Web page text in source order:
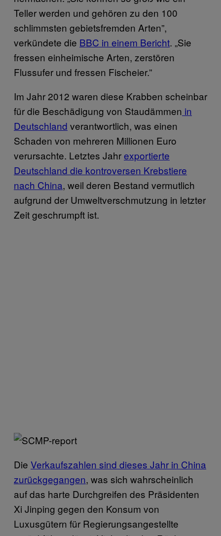
Teller werden und gehören zu den 100
schlimmsten gebietsfremden Arten”,
verkündete die BBC in einem Bericht. „Sie
fressen einheimische Arten, zerstören
Flussufer und fressen Fischeier.”
Im Jahr 2012 waren diese Krabben scheinbar
für die Beschädigung von Staudämmen in
Deutschland verantwortlich, was einen
Schaden von mehreren Millionen Euro
verursachte. Letztes Jahrexportierte
Deutschland die kontroversen Krebstiere
nach China, weil deren Bestand vermutlich
aufgrund der Umweltverschmutzung in letzter
Zeit geschrumpft ist.
Die Verkaufszahlen sind dieses Jahr in China
zurückgegangen, was sich wahrscheinlich
auf das harte Durchgreifen des Präsidenten
Xi Jinping gegen den Konsum von
Luxusgütern für Regierungsangestellte